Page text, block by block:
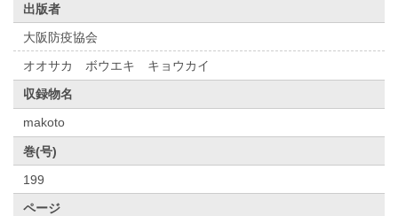
出版者
大阪防疫協会
オオサカ ボウエキ キョウカイ
収録物名
makoto
巻(号)
199
ページ